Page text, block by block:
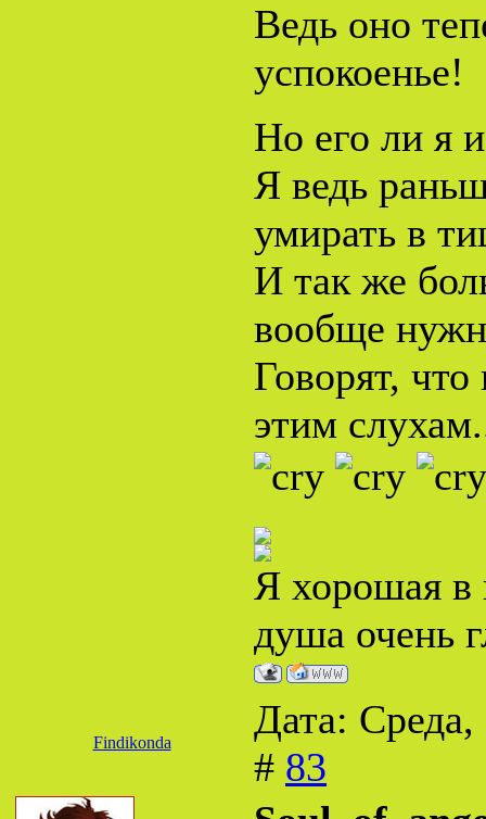
Ведь оно
успокоенье!
Но его ли я
Я ведь
умирать в
И так же
вообще
Говорят,
этим
Я хорошая в
душа очень
Findikonda
Дата:
# 83